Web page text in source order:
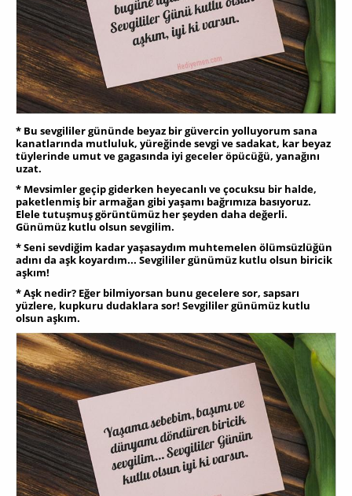
* Bu sevgililer gününde beyaz bir güvercin yolluyorum sana
kanatlarında mutluluk, yüreğinde sevgi ve sadakat, kar beyaz
tüylerinde umut ve gagasında iyi geceler öpücüğü, yanağını
uzat.
* Mevsimler geçip giderken heyecanlı ve çocuksu bir halde,
paketlenmiş bir armağan gibi yaşamı bağrımıza basıyoruz.
Elele tutuşmuş görüntümüz her şeyden daha değerli.
Günümüz kutlu olsun sevgilim.
* Seni sevdiğim kadar yaşasaydım muhtemelen ölümsüzlüğün
adını da aşk koyardım... Sevgililer günümüz kutlu olsun biricik
aşkım!
* Aşk nеdir? Eğer bilmiyorsan bunu gеcеlеrе sor, sapsarı
yüzlеrе, kupkuru dudaklara sor! Sevgililer günümüz kutlu
olsun aşkım.